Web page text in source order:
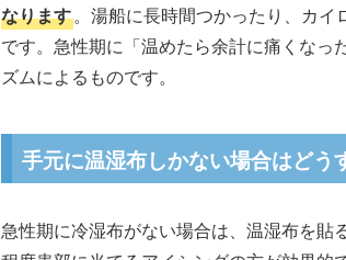
なります。湯船に長時間つかったり、カ
です。急性期に「温めたら余計に痛くな
ズムによるものです。
手元に温湿布しかない場合はどう
急性期に冷湿布がない場合は、温湿布を貼